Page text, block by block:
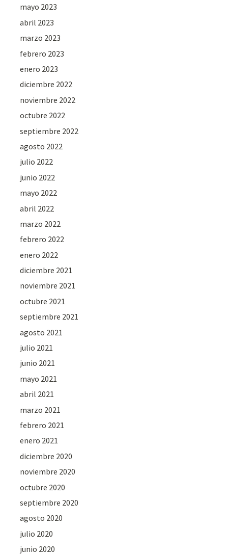
mayo 2023
abril 2023
marzo 2023
febrero 2023
enero 2023
diciembre 2022
noviembre 2022
octubre 2022
septiembre 2022
agosto 2022
julio 2022
junio 2022
mayo 2022
abril 2022
marzo 2022
febrero 2022
enero 2022
diciembre 2021
noviembre 2021
octubre 2021
septiembre 2021
agosto 2021
julio 2021
junio 2021
mayo 2021
abril 2021
marzo 2021
febrero 2021
enero 2021
diciembre 2020
noviembre 2020
octubre 2020
septiembre 2020
agosto 2020
julio 2020
junio 2020